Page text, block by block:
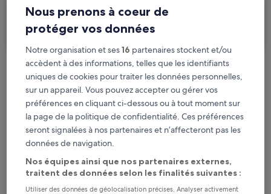
Je voyage pour affaires
Rechercher
Options d’annulation gratuite en cas de
changement de programme
Gagnez des récompenses pour chaque
nuit séjournée
Économisez plus grâce aux Prix membres
Nous prenons à coeur de
protéger vos données
Notre organisation et ses16 partenaires stockent et/ou
accèdent à des informations, telles que les identifiants
uniques de cookies pour traiter les données personnelles,
sur un appareil. Vous pouvez accepter ou gérer vos
préférences en cliquant ci-dessous ou à tout moment sur
la page de la politique de confidentialité. Ces préférences
seront signalées à nos partenaires et n’affecteront pas les
données de navigation.
Nos équipes ainsi que nos partenaires externes,
traitent des données selon les finalités suivantes :
Utiliser des données de géolocalisation précises. Analyser activement